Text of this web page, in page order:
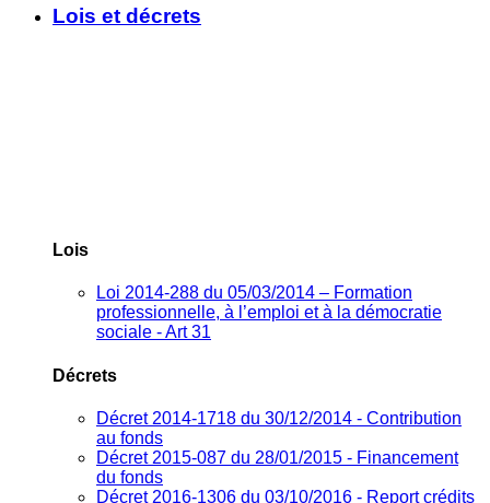
Lois et décrets
Lois
Loi 2014-288 du 05/03/2014 – Formation
professionnelle, à l’emploi et à la démocratie
sociale - Art 31
Décrets
Décret 2014-1718 du 30/12/2014 - Contribution
au fonds
Décret 2015-087 du 28/01/2015 - Financement
du fonds
Décret 2016-1306 du 03/10/2016 - Report crédits